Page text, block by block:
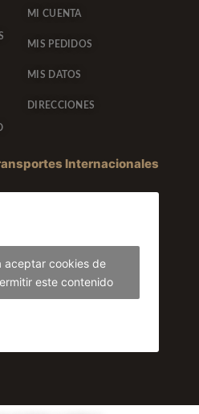
MI CUENTA
MIS PEDIDOS
MIS DATOS
DIRECCIONES
Internacionales
aceptar cookies de
este contenido